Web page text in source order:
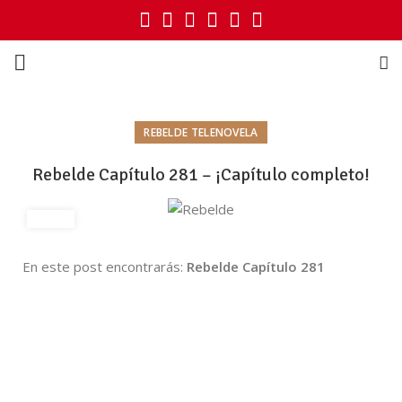
REBELDE TELENOVELA
Rebelde Capítulo 281 – ¡Capítulo completo!
En este post encontrarás: Rebelde Capítulo 281